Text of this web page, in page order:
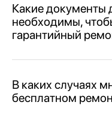
Какие документы
необходимы,
гарантийный
В каких случаях
бесплатном